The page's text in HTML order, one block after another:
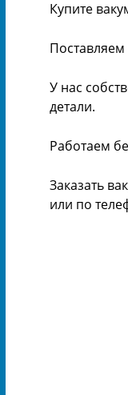
Купите
Поставляем
У нас
детали.
Работаем
Заказать
или по